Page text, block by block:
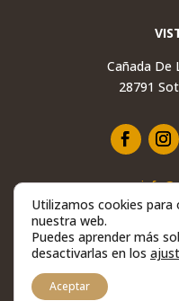
Cañada De
28791
+34
Utilizamos cookies
nuestra web.
Puedes aprender más
desactivarlas en los
Aceptar